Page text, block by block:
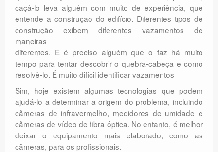
caçá-lo leva alguém com muito de experiência, que
entende a construção do edifício. Diferentes tipos de
construção exibem diferentes vazamentos de
maneiras
diferentes. E é preciso alguém que o faz há muito
tempo para tentar descobrir o quebra-cabeça e como
resolvê-lo. É muito difícil identificar vazamentos
Sim, hoje existem algumas tecnologias que podem
ajudá-lo a determinar a origem do problema, incluindo
câmeras de infravermelho, medidores de umidade e
câmeras de vídeo de fibra óptica. No entanto, é melhor
deixar o equipamento mais elaborado, como as
câmeras, para os profissionais.